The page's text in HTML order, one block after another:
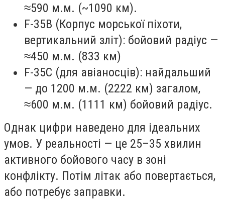
≈590 м.м. (~1090 км).
F-35B (Корпус морської піхоти,
вертикальний зліт): бойовий радіус —
≈450 м.м. (833 км)
F-35C (для авіаносців): найдальший
— до 1200 м.м. (2222 км) загалом,
≈600 м.м. (1111 км) бойовий радіус.
Однак цифри наведено для ідеальних
умов. У реальності — це 25–35 хвилин
активного бойового часу в зоні
конфлікту. Потім літак або повертається,
або потребує заправки.